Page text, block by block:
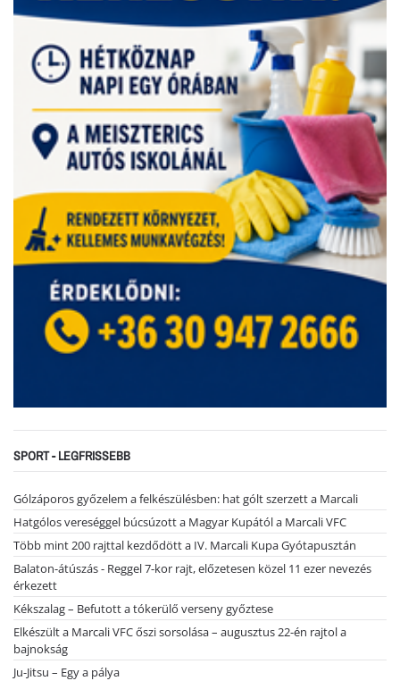
SPORT - LEGFRISSEBB
Gólzáporos győzelem a felkészülésben: hat gólt szerzett a Marcali
Hatgólos vereséggel búcsúzott a Magyar Kupától a Marcali VFC
Több mint 200 rajttal kezdődött a IV. Marcali Kupa Gyótapusztán
Balaton-átúszás - Reggel 7-kor rajt, előzetesen közel 11 ezer nevezés
érkezett
Kékszalag – Befutott a tókerülő verseny győztese
Elkészült a Marcali VFC őszi sorsolása – augusztus 22-én rajtol a
bajnokság
Ju-Jitsu – Egy a pálya